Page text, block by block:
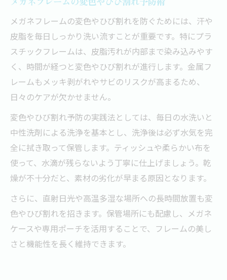
メガネフレームの変色やひび割れを防ぐためには、汗や
皮脂を毎日しっかり洗い流すことが重要です。特にプラ
スチックフレームは、皮脂汚れが内部まで染み込みやす
く、時間が経つと変色やひび割れが進行します。金属フ
レームもメッキ剥がれやサビのリスクが高まるため、
日々のケアが欠かせません。
変色やひび割れ予防の実践法としては、毎日の水洗いと
中性洗剤による洗浄を基本とし、洗浄後は必ず水気を完
全に拭き取って保管します。ティッシュや柔らかい布を
使って、水滴が残らないよう丁寧に仕上げましょう。乾
燥が不十分だと、素材の劣化が早まる原因となります。
さらに、直射日光や高温多湿な場所への長時間放置も変
色やひび割れを招きます。保管場所にも配慮し、メガネ
ケースや専用ポーチを活用することで、フレームの美し
さと機能性を長く維持できます。